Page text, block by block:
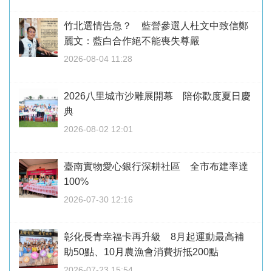
竹北選情告急？ 藍營參選人杜文中致信鄭
麗文：藍白合作絕不能喪失尊嚴
2026-08-04 11:28
2026八里城市沙雕展開幕 陪你歡度夏日慶
典
2026-08-02 12:01
臺南實物愛心銀行深耕社區 全市布建率達
100%
2026-07-30 12:16
彰化長青幸福卡再升級 8月起運動最高補
助50點、10月農漁會消費折抵200點